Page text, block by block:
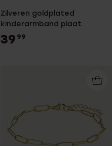
Zilveren goldplated
kinderarmband plaat
39 99